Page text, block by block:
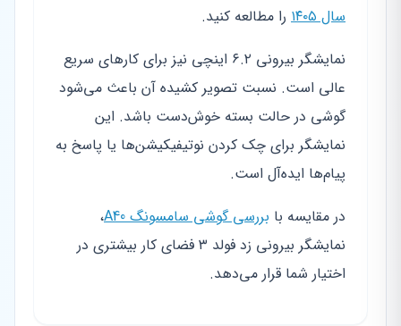
سال ۱۴۰۵
را مطالعه کنید.
نمایشگر بیرونی ۶.۲ اینچی نیز برای کارهای سریع
عالی است. نسبت تصویر کشیده آن باعث می‌شود
گوشی در حالت بسته خوش‌دست باشد. این
نمایشگر برای چک کردن نوتیفیکیشن‌ها یا پاسخ به
پیام‌ها ایده‌آل است.
در مقایسه با بررسی گوشی سامسونگ A40
،
نمایشگر بیرونی زد فولد ۳ فضای کار بیشتری در
اختیار شما قرار می‌دهد.